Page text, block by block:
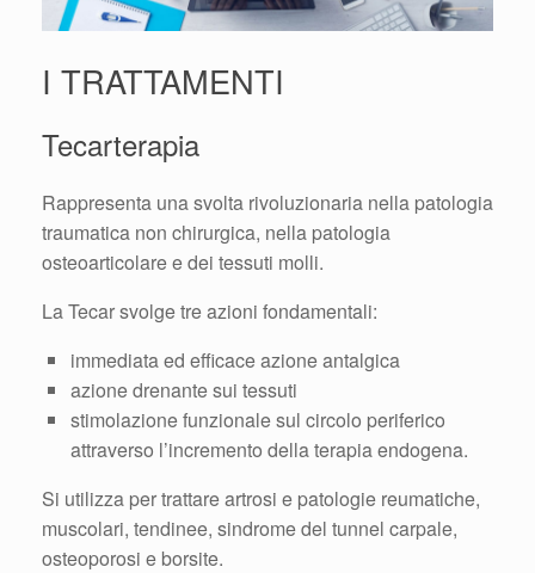
I TRATTAMENTI
Tecarterapia
Rappresenta una svolta rivoluzionaria nella patologia
traumatica non chirurgica, nella patologia
osteoarticolare e dei tessuti molli.
La Tecar svolge tre azioni fondamentali:
immediata ed efficace azione antalgica
azione drenante sui tessuti
stimolazione funzionale sul circolo periferico
attraverso l’incremento della terapia endogena.
Si utilizza per trattare artrosi e patologie reumatiche,
muscolari, tendinee, sindrome del tunnel carpale,
osteoporosi e borsite.